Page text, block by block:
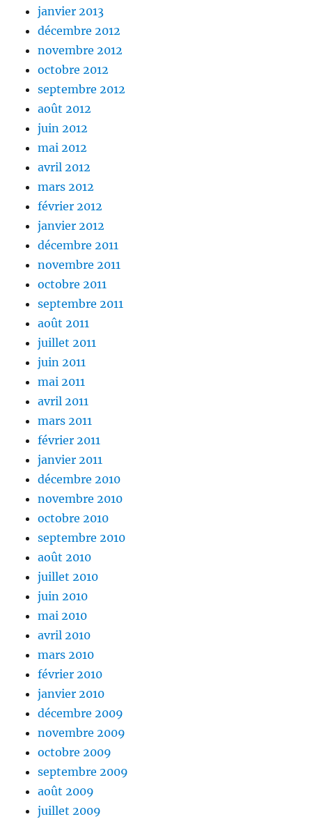
janvier 2013
décembre 2012
novembre 2012
octobre 2012
septembre 2012
août 2012
juin 2012
mai 2012
avril 2012
mars 2012
février 2012
janvier 2012
décembre 2011
novembre 2011
octobre 2011
septembre 2011
août 2011
juillet 2011
juin 2011
mai 2011
avril 2011
mars 2011
février 2011
janvier 2011
décembre 2010
novembre 2010
octobre 2010
septembre 2010
août 2010
juillet 2010
juin 2010
mai 2010
avril 2010
mars 2010
février 2010
janvier 2010
décembre 2009
novembre 2009
octobre 2009
septembre 2009
août 2009
juillet 2009